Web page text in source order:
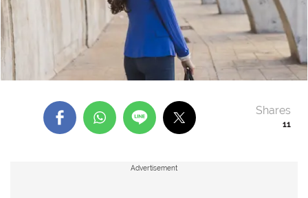
11
Shares
Advertisement